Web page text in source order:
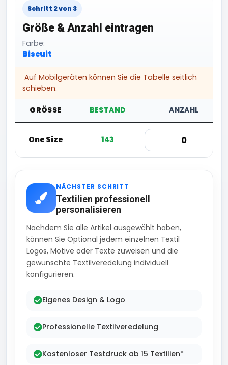
Schritt 2 von 3
Größe & Anzahl eintragen
Farbe:
Biscuit
Auf Mobilgeräten können Sie die Tabelle seitlich
schieben.
GRÖSSE BESTAND ANZAHL
One Size 143
NÄCHSTER SCHRITT
Textilien professionell
personalisieren
Nachdem Sie alle Artikel ausgewählt haben,
können Sie Optional jedem einzelnen Textil
Logos, Motive oder Texte zuweisen und die
gewünschte Textilveredelung individuell
konfigurieren.
Eigenes Design & Logo
Professionelle Textilveredelung
Kostenloser Testdruck ab 15 Textilien*